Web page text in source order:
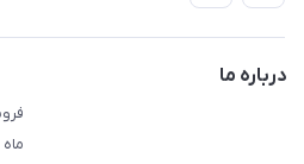
حضوری، با هماهنگی)
اصطلاحات و مفاهیم مرتبط به کیبوردهای
درباره ما